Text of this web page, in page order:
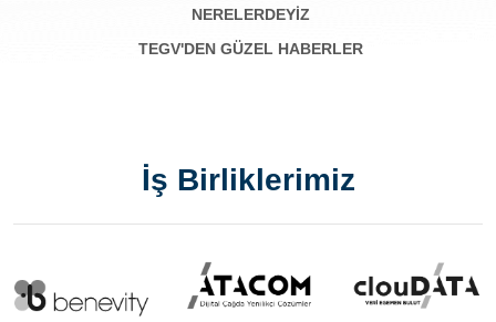
NERELERDEYİZ
TEGV'DEN GÜZEL HABERLER
İş Birliklerimiz